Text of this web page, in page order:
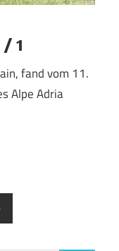
/ 1
fand vom 11.
Alpe Adria